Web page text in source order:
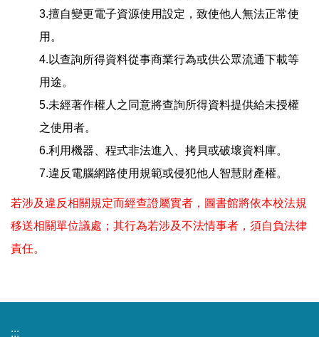
3.擅自變更電子資源使用設定，致使他人無法正常使
用。
4.以查詢所得資料從事商業行為或供公眾流通下載等
用途。
5.未經著作權人之同意將查詢所得資料提供給未授權
之使用者。
6.利用機器、程式非法進入、拷貝或破壞資料庫。
7.違反電腦網路使用規範或侵犯他人智慧財產權。
若涉及違反相關規定而經查證屬實者，圖書館將依本校法規
移送相關單位議處；其行為若涉及不法情事者，須自負法律
責任。
:::